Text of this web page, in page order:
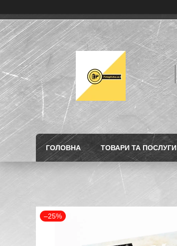
ГОЛОВНА ТОВАРИ ТА ПОСЛУГИ
–25%